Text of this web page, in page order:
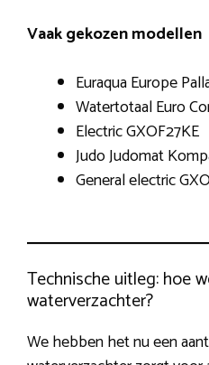
Vaak gekozen modellen
Euraqua Europe
Watertotaal Euro
Electric GXOF27KE
Judo Judomat
General electric
Technische uitleg: hoe
waterverzachter?
We hebben het nu een